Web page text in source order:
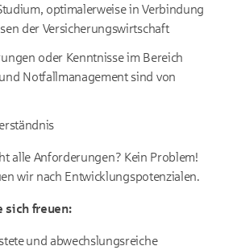
optimalerweise in Verbindung
der Versicherungswirtschaft
oder Kenntnisse im Bereich
Notfallmanagement sind von
alle Anforderungen? Kein Problem!
wir nach Entwicklungspotenzialen.
sich freuen:
und abwechslungsreiche